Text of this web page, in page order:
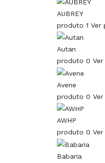
AUBREY
produto 1 Ver
Autan
produto 0
Avene
produto 0
AWHP
produto 0
Babaria